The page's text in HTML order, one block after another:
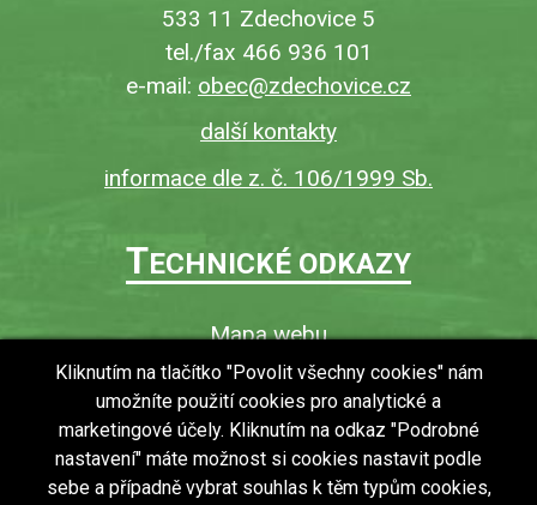
533 11 Zdechovice 5
tel./fax 466 936 101
e-mail: obec@zdechovice.cz
další kontakty
informace dle z. č. 106/1999 Sb.
TECHNICKÉ ODKAZY
Mapa webu
O webu
Povinně zveřejňované informace
Ochrana osobních údajů (GDPR)
Vyhledávání
Kliknutím na tlačítko "Povolit všechny cookies" nám
umožníte použití cookies pro analytické a
marketingové účely. Kliknutím na odkaz "Podrobné
nastavení" máte možnost si cookies nastavit podle
sebe a případně vybrat souhlas k těm typům cookies,